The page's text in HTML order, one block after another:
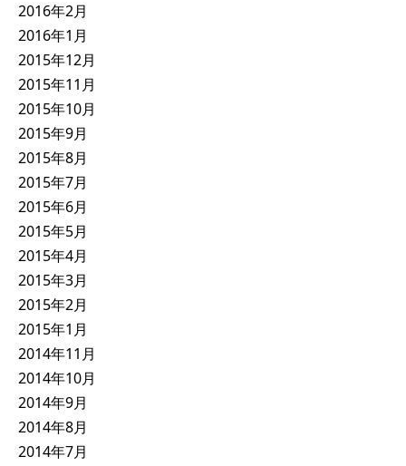
2016年2月
2016年1月
2015年12月
2015年11月
2015年10月
2015年9月
2015年8月
2015年7月
2015年6月
2015年5月
2015年4月
2015年3月
2015年2月
2015年1月
2014年11月
2014年10月
2014年9月
2014年8月
2014年7月